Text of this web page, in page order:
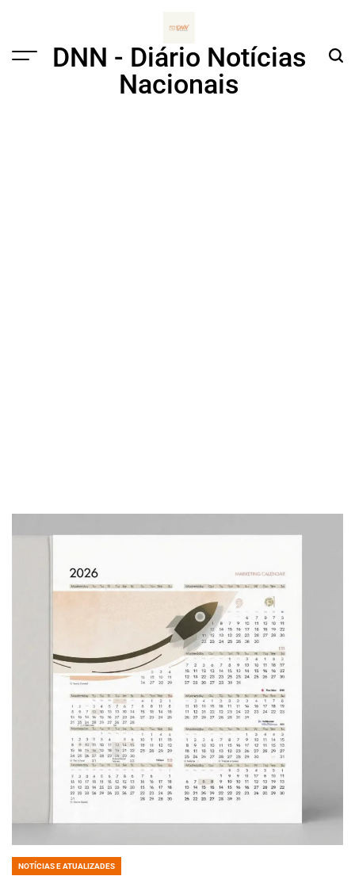
Menu
DNN - Diário Notícias
Nacionais
POSTED
NOTÍCIAS E ATUALIZADES